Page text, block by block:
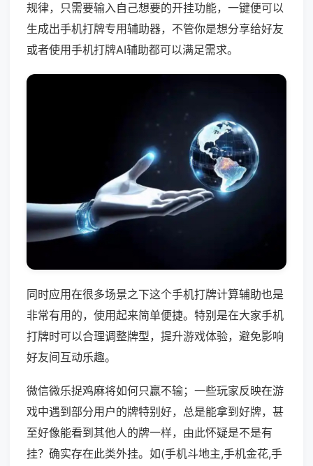
规律，只需要输入自己想要的开挂功能，一键便可以
生成出手机打牌专用辅助器，不管你是想分享给好友
或者使用手机打牌AI辅助都可以满足需求。
同时应用在很多场景之下这个手机打牌计算辅助也是
非常有用的，使用起来简单便捷。特别是在大家手机
打牌时可以合理调整牌型，提升游戏体验，避免影响
好友间互动乐趣。
微信微乐捉鸡麻将如何只赢不输；一些玩家反映在游
戏中遇到部分用户的牌特别好，总是能拿到好牌，甚
至好像能看到其他人的牌一样，由此怀疑是不是有
挂？确实存在此类外挂。如(手机斗地主,手机金花,手